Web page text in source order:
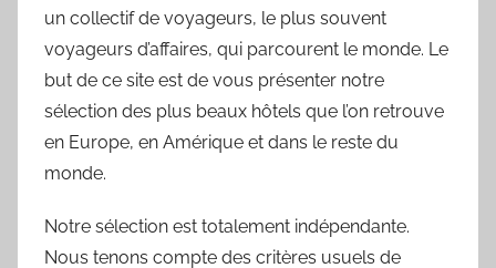
un collectif de voyageurs, le plus souvent
voyageurs d’affaires, qui parcourent le monde. Le
but de ce site est de vous présenter notre
sélection des plus beaux hôtels que l’on retrouve
en Europe, en Amérique et dans le reste du
monde.
Notre sélection est totalement indépendante.
Nous tenons compte des critères usuels de